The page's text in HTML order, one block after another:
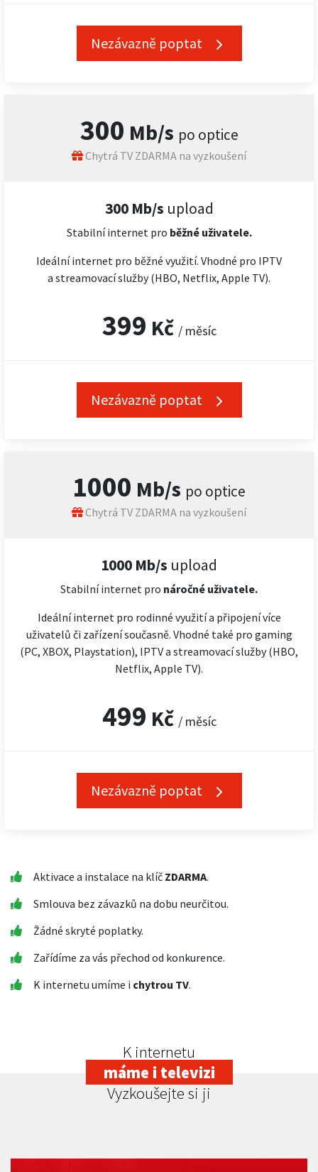
300 Mb/s po optice
Chytrá TV ZDARMA na vyzkoušení
300 Mb/s upload
Stabilní internet pro běžné uživatele.
Ideální internet pro běžné využití. Vhodné pro IPTV
a streamovací služby (HBO, Netflix, Apple TV).
399 Kč / měsíc
Nezávazně poptat
Nezávazně poptat
1000 Mb/s po optice
Chytrá TV ZDARMA na vyzkoušení
1000 Mb/s upload
Stabilní internet pro náročné uživatele.
Ideální internet pro rodinné využití a připojení více
uživatelů či zařízení současně. Vhodné také pro gaming
(PC, XBOX, Playstation), IPTV a streamovací služby (HBO,
Netflix, Apple TV).
499 Kč / měsíc
Nezávazně poptat
Aktivace a instalace na klíč ZDARMA.
Smlouva bez závazků na dobu neurčitou.
Žádné skryté poplatky.
Zařídíme za vás přechod od konkurence.
K internetu umíme i chytrou TV.
K internetu
máme i televizi
Vyzkoušejte si ji